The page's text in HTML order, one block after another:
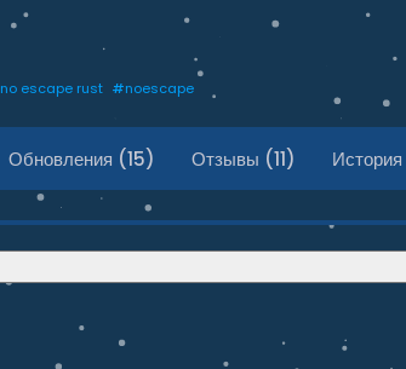
no escape rust #noescape
Обновления (15) Отзывы (11) История